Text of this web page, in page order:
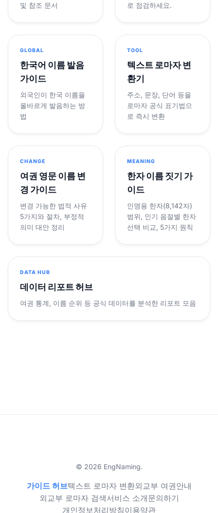
및 참조 문서
로 점검하세요.
GLOBAL
한국어 이름 발음
가이드
외국인이 한국 이름을
올바르게 발음하는 방
법
TOOL
텍스트 로마자 변
환기
주소, 문장, 단어 등을
로마자 공식 표기법으
로 즉시 변환
CHANGE
여권 영문 이름 변
경 가이드
변경 가능한 법적 사유
5가지와 절차, 부정적
의미 대안 정리
MEANING
한자 이름 짓기 가
이드
인명용 한자(8,142자)
범위, 인기 음절별 한자
선택 비교, 5가지 원칙
DATA HUB
데이터 리포트 허브
여권 통계, 이름 순위 등 공식 데이터를 분석한 리포트 모음
© 2026 EngNaming.
가이드 허브텍스트 로마자 변환외교부 여권안내
외교부 로마자 검색서비스 소개문의하기
개인정보처리방침이용약관